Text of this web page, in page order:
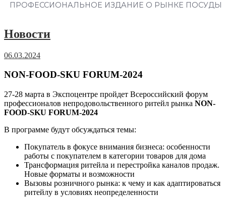
ПРОФЕССИОНАЛЬНОЕ ИЗДАНИЕ О РЫНКЕ ПОСУДЫ
Новости
06.03.2024
NON-FOOD-SKU FORUM-2024
27-28 марта в Экспоцентре пройдет Всероссийский форум
профессионалов непродовольственного ритейл рынка NON-
FOOD-SKU FORUM-2024
В программе будут обсуждаться темы:
Покупатель в фокусе внимания бизнеса: особенности
работы с покупателем в категории товаров для дома
Трансформация ритейла и перестройка каналов продаж.
Новые форматы и возможности
Вызовы розничного рынка: к чему и как адаптироваться
ритейлу в условиях неопределенности